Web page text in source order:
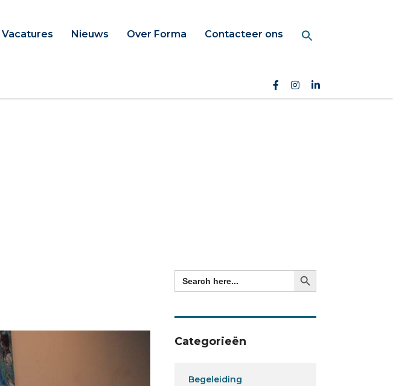
Vacatures Nieuws Over Forma Contacteer ons
Search
for:
Search Button
Categorieën
Begeleiding